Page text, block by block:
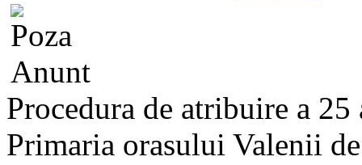
Procedura de atribuire a
Primaria orasului Valenii